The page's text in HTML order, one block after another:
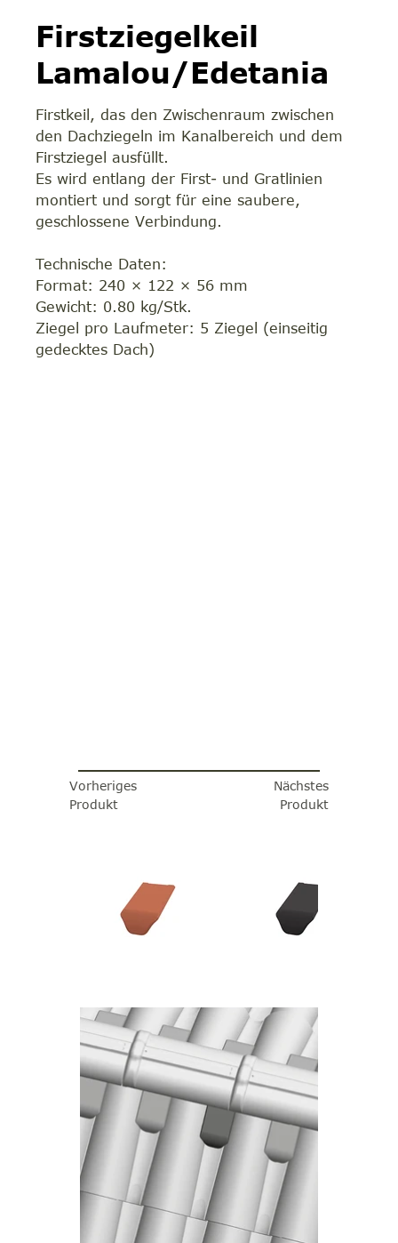
Firstziegelkeil
Lamalou/Edetania
Firstkeil, das den Zwischenraum zwischen
den Dachziegeln im Kanalbereich und dem
Firstziegel ausfüllt.
Es wird entlang der First- und Gratlinien
montiert und sorgt für eine saubere,
geschlossene Verbindung.
Technische Daten:
Format: 240 × 122 × 56 mm
Gewicht: 0.80 kg/Stk.
Ziegel pro Laufmeter: 5 Ziegel (einseitig
gedecktes Dach)
Vorheriges
Produkt
Nächstes
Produkt